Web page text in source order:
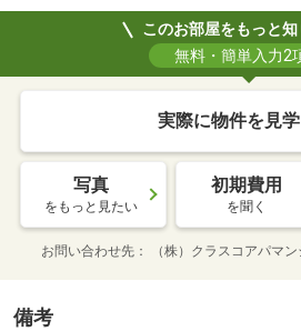
このお部屋をもっと知
無料・簡単入力2
実際に物件を見学
写真
をもっと見たい
初期費用
を聞く
お問い合わせ先 （株）クラスコアパマ
備考